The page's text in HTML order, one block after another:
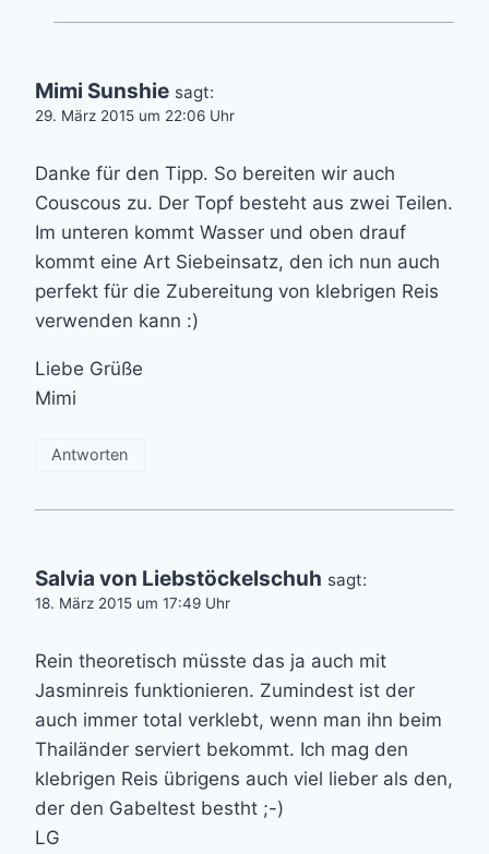
Mimi Sunshie sagt:
29. März 2015 um 22:06 Uhr
Danke für den Tipp. So bereiten wir auch
Couscous zu. Der Topf besteht aus zwei Teilen.
Im unteren kommt Wasser und oben drauf
kommt eine Art Siebeinsatz, den ich nun auch
perfekt für die Zubereitung von klebrigen Reis
verwenden kann :)
Liebe Grüße
Mimi
Antworten
Salvia von Liebstöckelschuh sagt:
18. März 2015 um 17:49 Uhr
Rein theoretisch müsste das ja auch mit
Jasminreis funktionieren. Zumindest ist der
auch immer total verklebt, wenn man ihn beim
Thailänder serviert bekommt. Ich mag den
klebrigen Reis übrigens auch viel lieber als den,
der den Gabeltest bestht ;-)
LG